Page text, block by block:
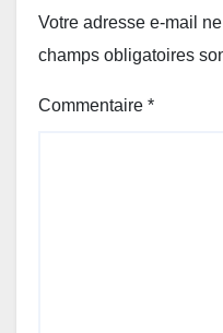
Votre adresse e-mail
champs obligatoires
Commentaire *